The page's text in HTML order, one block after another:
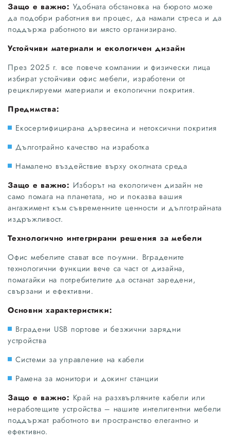
Защо е важно: Удобната обстановка на бюрото може
да подобри работния ви процес, да намали стреса и да
поддържа работното ви място организирано.
Устойчиви материали и екологичен дизайн
През 2025 г. все повече компании и физически лица
избират устойчиви офис мебели, изработени от
рециклируеми материали и екологични покрития.
Предимства:
Екосертифицирана дървесина и нетоксични покрития
Дълготрайно качество на изработка
Намалено въздействие върху околната среда
Защо е важно: Изборът на екологичен дизайн не
само помага на планетата, но и показва вашия
ангажимент към съвременните ценности и дълготрайната
издръжливост.
Технологично интегрирани решения за мебели
Офис мебелите стават все по-умни. Вградените
технологични функции вече са част от дизайна,
помагайки на потребителите да останат заредени,
свързани и ефективни.
Основни характеристики:
Вградени USB портове и безжични зарядни
устройства
Системи за управление на кабели
Рамена за монитори и докинг станции
Защо е важно: Край на разхвърляните кабели или
неработещите устройства – нашите интелигентни мебели
поддържат работното ви пространство елегантно и
ефективно.